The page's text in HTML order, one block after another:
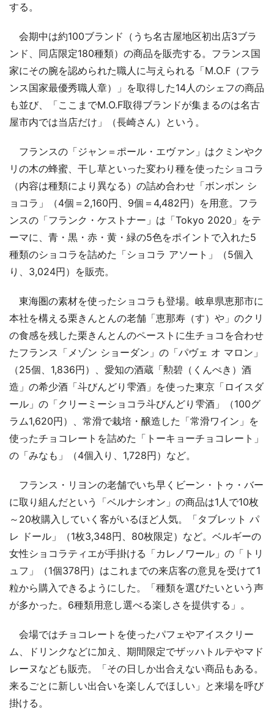
する。
会期中は約100ブランド（うち名古屋地区初出店3ブラ
ンド、同店限定180種類）の商品を販売する。フランス国
家にその腕を認められた職人に与えられる「M.O.F（フラ
ンス国家最優秀職人章）」を取得した14人のシェフの商品
も並び、「ここまでM.O.F取得ブランドが集まるのは名古
屋市内では当店だけ」（長崎さん）という。
フランスの「ジャン＝ポール・エヴァン」はクミンやク
リの木の蜂蜜、干し草といった変わり種を使ったショコラ
（内容は種類により異なる）の詰め合わせ「ボンボン シ
ョコラ」（4個＝2,160円、9個＝4,482円）を用意。フラ
ンスの「フランク・ケストナー」は「Tokyo 2020」をテ
ーマに、青・黒・赤・黄・緑の5色をポイントで入れた5
種類のショコラを詰めた「ショコラ アソート」（5個入
り、3,024円）を販売。
東海圏の素材を使ったショコラも登場。岐阜県恵那市に
本社を構える栗きんとんの老舗「恵那寿（す）や」のクリ
の食感を残した栗きんとんのペーストに生チョコを合わせ
たフランス「メゾン ショーダン」の「パヴェ オ マロン」
（25個、1,836円）、愛知の酒蔵「勲碧（くんぺき）酒
造」の希少酒「斗びんどり雫酒」を使った東京「ロイスダ
ール」の「クリーミーショコラ斗びんどり雫酒」（100グ
ラム1,620円）、常滑で栽培・醸造した「常滑ワイン」を
使ったチョコレートを詰めた「トーキョーチョコレート」
の「みなも」（4個入り、1,728円）など。
フランス・リヨンの老舗でいち早くビーン・トゥ・バー
に取り組んだという「ベルナシオン」の商品は1人で10枚
～20枚購入していく客がいるほど人気。「タブレット パ
レ ドール」（1枚3,348円、80枚限定）など。ベルギーの
女性ショコラティエが手掛ける「カレノワール」の「トリ
ュフ」（1個378円）はこれまでの来店客の意見を受けて1
粒から購入できるようにした。「種類を選びたいという声
が多かった。6種類用意し選べる楽しさを提供する」。
会場ではチョコレートを使ったパフェやアイスクリー
ム、ドリンクなどに加え、期間限定でザッハトルテやマド
レーヌなども販売。「その日しか出合えない商品もある。
来るごとに新しい出合いを楽しんでほしい」と来場を呼び
掛ける。